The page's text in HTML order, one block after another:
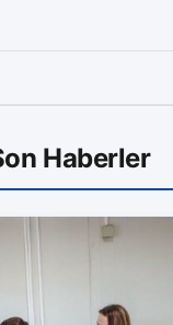
Haberler